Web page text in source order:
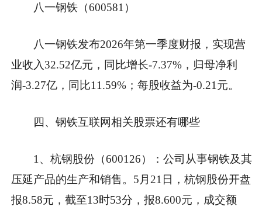
八一钢铁（600581）
八一钢铁发布2026年第一季度财报，实现营
业收入32.52亿元，同比增长-7.37%，归母净利
润-3.27亿，同比11.59%；每股收益为-0.21元。
四、钢铁互联网相关股票还有哪些
1、杭钢股份（600126）：公司从事钢铁及其
压延产品的生产和销售。5月21日，杭钢股份开盘
报8.58元，截至13时53分，报8.600元，成交额